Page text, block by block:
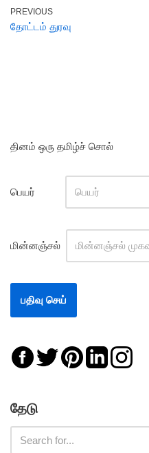
PREVIOUS
தோட்டம் துரவு
தினம் ஒரு தமிழ்ச் சொல்
பெயர்
மின்னஞ்சல்
தேடு